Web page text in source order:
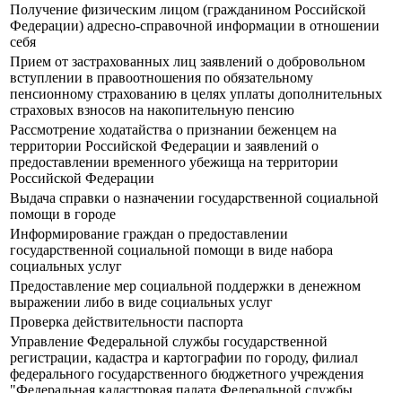
Получение физическим лицом (гражданином Российской
Федерации) адресно-справочной информации в отношении
себя
Прием от застрахованных лиц заявлений о добровольном
вступлении в правоотношения по обязательному
пенсионному страхованию в целях уплаты дополнительных
страховых взносов на накопительную пенсию
Рассмотрение ходатайства о признании беженцем на
территории Российской Федерации и заявлений о
предоставлении временного убежища на территории
Российской Федерации
Выдача справки о назначении государственной социальной
помощи в городе
Информирование граждан о предоставлении
государственной социальной помощи в виде набора
социальных услуг
Предоставление мер социальной поддержки в денежном
выражении либо в виде социальных услуг
Проверка действительности паспорта
Управление Федеральной службы государственной
регистрации, кадастра и картографии по городу, филиал
федерального государственного бюджетного учреждения
"Федеральная кадастровая палата Федеральной службы